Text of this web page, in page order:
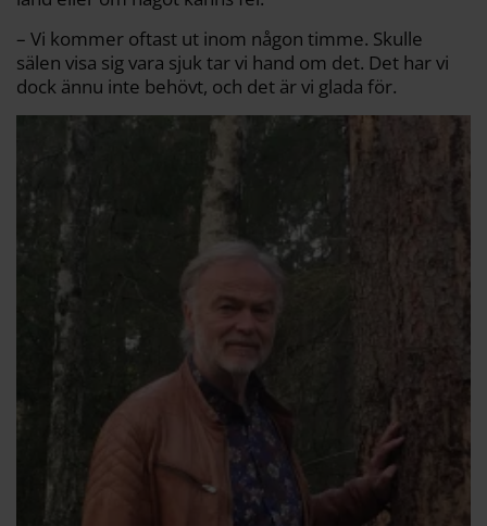
– Vi kommer oftast ut inom någon timme. Skulle
sälen visa sig vara sjuk tar vi hand om det. Det har vi
dock ännu inte behövt, och det är vi glada för.